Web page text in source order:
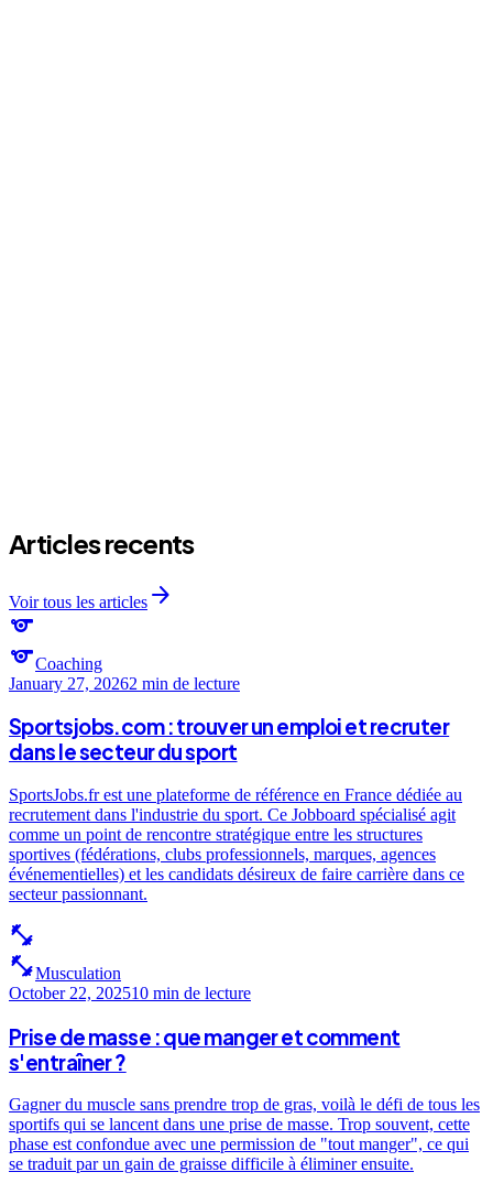
Articles recents
Voir tous les articles arrow_forward
sports
sportsCoaching
January 27, 20262 min de lecture
Sportsjobs.com : trouver un emploi et recruter
dans le secteur du sport
SportsJobs.fr est une plateforme de référence en France dédiée au
recrutement dans l'industrie du sport. Ce Jobboard spécialisé agit
comme un point de rencontre stratégique entre les structures
sportives (fédérations, clubs professionnels, marques, agences
événementielles) et les candidats désireux de faire carrière dans ce
secteur passionnant.
fitness_center
fitness_centerMusculation
October 22, 202510 min de lecture
Prise de masse : que manger et comment
s'entraîner ?
Gagner du muscle sans prendre trop de gras, voilà le défi de tous les
sportifs qui se lancent dans une prise de masse. Trop souvent, cette
phase est confondue avec une permission de "tout manger", ce qui
se traduit par un gain de graisse difficile à éliminer ensuite.